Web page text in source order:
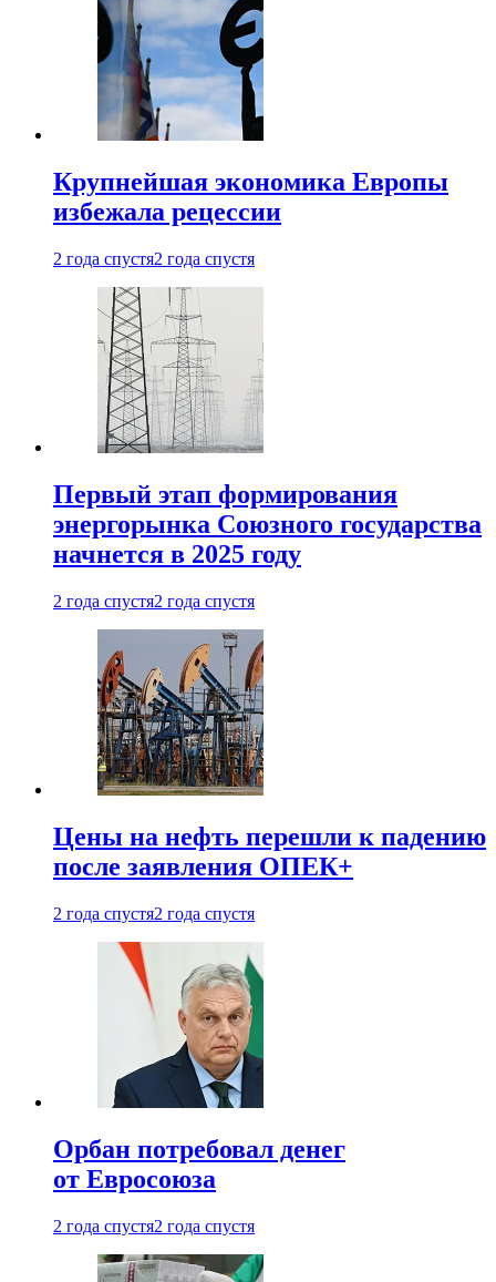
Крупнейшая экономика Европы
избежала рецессии
2 года спустя2 года спустя
Первый этап формирования
энергорынка Союзного государства
начнется в 2025 году
2 года спустя2 года спустя
Цены на нефть перешли к падению
после заявления ОПЕК+
2 года спустя2 года спустя
Орбан потребовал денег
от Евросоюза
2 года спустя2 года спустя